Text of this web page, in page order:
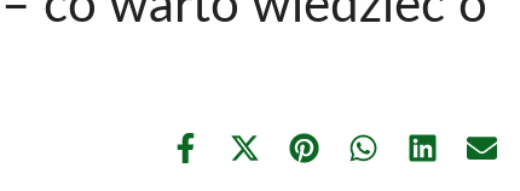
Share
Share Share Share Share Share